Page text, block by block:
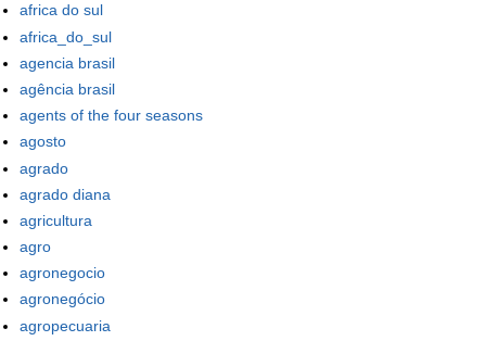
africa do sul
africa_do_sul
agencia brasil
agência brasil
agents of the four seasons
agosto
agrado
agrado diana
agricultura
agro
agronegocio
agronegócio
agropecuaria